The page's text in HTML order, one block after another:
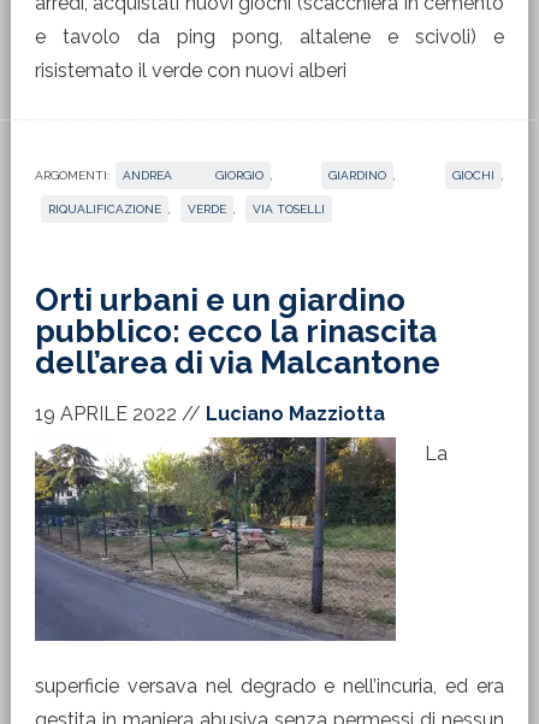
e tavolo da ping pong, altalene e scivoli) e
risistemato il verde con nuovi alberi
ARGOMENTI: ANDREA GIORGIO GIARDINO GIOCHI
RIQUALIFICAZIONE VERDE VIA TOSELLI
Orti urbani e un giardino
pubblico: ecco la rinascita
dell’area di via Malcantone
19 APRILE 2022 // Luciano Mazziotta
La
superficie versava nel degrado e nell’incuria, ed era